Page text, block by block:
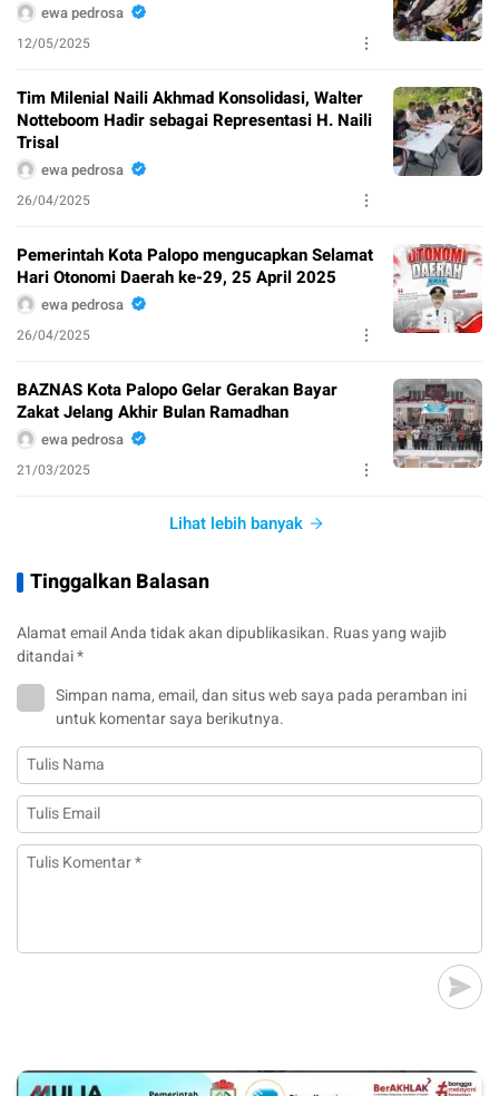
ewa pedrosa
12/05/2025
Tim Milenial Naili Akhmad Konsolidasi, Walter
Notteboom Hadir sebagai Representasi H. Naili
Trisal
ewa pedrosa
26/04/2025
Pemerintah Kota Palopo mengucapkan Selamat
Hari Otonomi Daerah ke-29, 25 April 2025
ewa pedrosa
26/04/2025
BAZNAS Kota Palopo Gelar Gerakan Bayar
Zakat Jelang Akhir Bulan Ramadhan
ewa pedrosa
21/03/2025
Lihat lebih banyak
Tinggalkan Balasan
Alamat email Anda tidak akan dipublikasikan. Ruas yang wajib
ditandai*
Simpan nama, email, dan situs web saya pada peramban ini
untuk komentar saya berikutnya.